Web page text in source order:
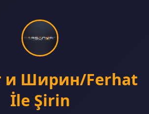
и Ширин/Ferhat
İle Şirin